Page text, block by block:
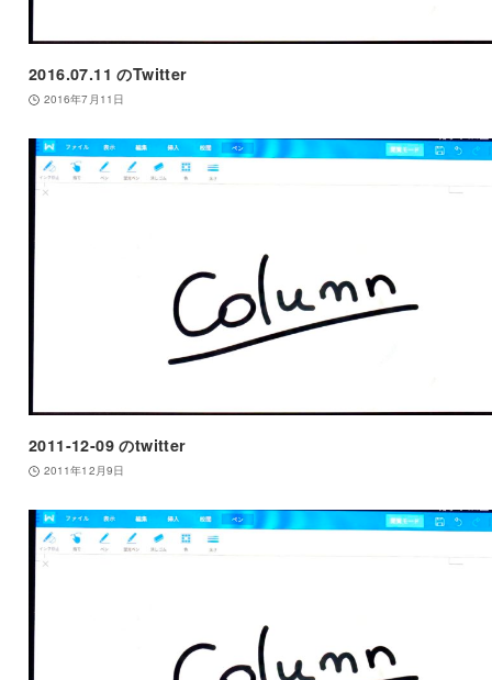
2016.07.11 のTwitter
2016年7月11日
2011-12-09 のtwitter
2011年12月9日